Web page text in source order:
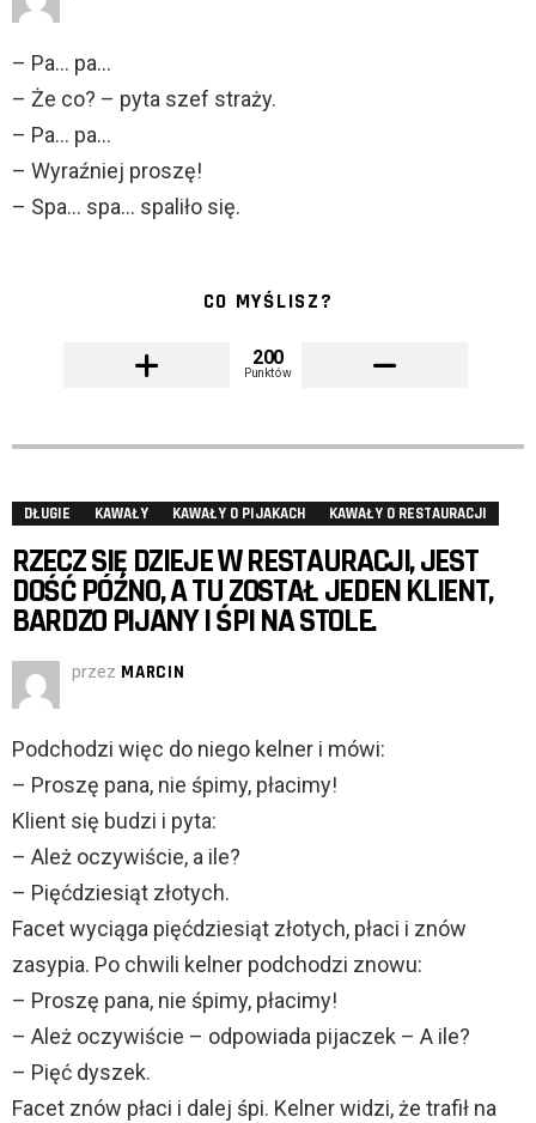
– Pa… pa…
– Że co? – pyta szef straży.
– Pa… pa…
– Wyraźniej proszę!
– Spa… spa… spaliło się.
CO MYŚLISZ?
200
Punktów
DŁUGIE KAWAŁY KAWAŁY O PIJAKACH KAWAŁY O RESTAURACJI
RZECZ SIĘ DZIEJE W RESTAURACJI, JEST
DOŚĆ PÓŹNO, A TU ZOSTAŁ JEDEN KLIENT,
BARDZO PIJANY I ŚPI NA STOLE.
przez MARCIN
Podchodzi więc do niego kelner i mówi:
– Proszę pana, nie śpimy, płacimy!
Klient się budzi i pyta:
– Ależ oczywiście, a ile?
– Pięćdziesiąt złotych.
Facet wyciąga pięćdziesiąt złotych, płaci i znów
zasypia. Po chwili kelner podchodzi znowu:
– Proszę pana, nie śpimy, płacimy!
– Ależ oczywiście – odpowiada pijaczek – A ile?
– Pięć dyszek.
Facet znów płaci i dalej śpi. Kelner widzi, że trafił na